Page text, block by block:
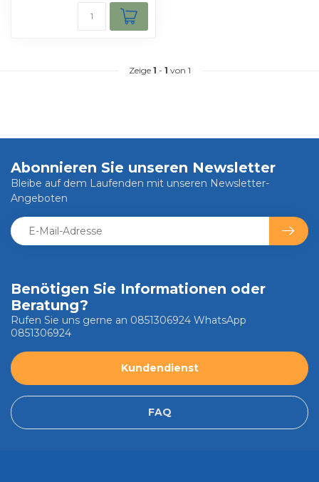
Zeige 1 - 1 von 1
Benötigen Sie Informationen oder
Beratung?
Rufen Sie uns gerne an 0851306924 WhatsApp
0851306924
Kundendienst
FAQ
Abonnieren Sie unseren Newsletter
Bleibe auf dem Laufenden mit unseren Newsletter-
Angeboten